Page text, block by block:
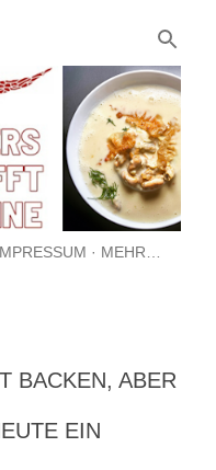
Direkt zum
MEHR…
BACKEN, ABER
EIN